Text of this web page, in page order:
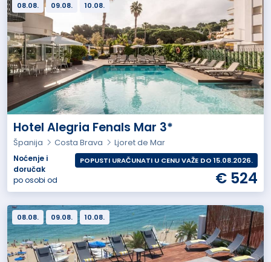
08.08. 09.08. 10.08.
Hotel Alegria Fenals Mar 3*
Španija Costa Brava
Ljoret de Mar
Noćenje i
doručak
po osobi od
POPUSTI URAČUNATI U CENU VAŽE DO 15.08.2026.
€ 524
08.08. 09.08. 10.08.